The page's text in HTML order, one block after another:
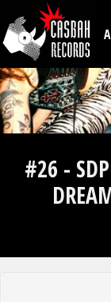
Aller au contenu
#26 -